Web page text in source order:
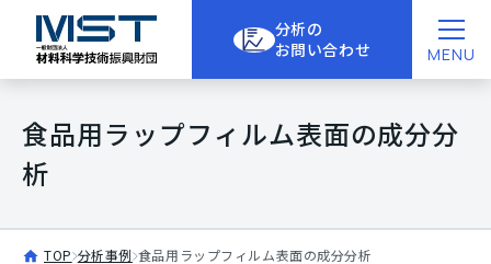
MENU
分析の
お問い合わせ
食品用ラップフィルム表面の成分分
析
TOP 分析事例 食品用ラップフィルム表面の成分分析